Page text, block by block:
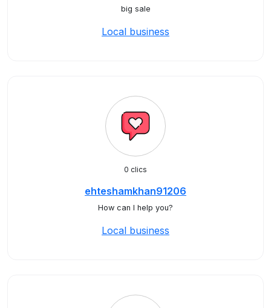
big sale
Local business
0 clics
ehteshamkhan91206
How can I help you?
Local business